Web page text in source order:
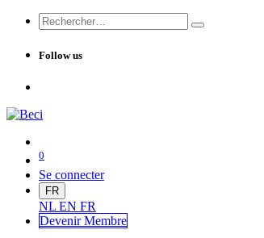
Follow us
0
Se connecter
FR
NL EN FR
Devenir Membre